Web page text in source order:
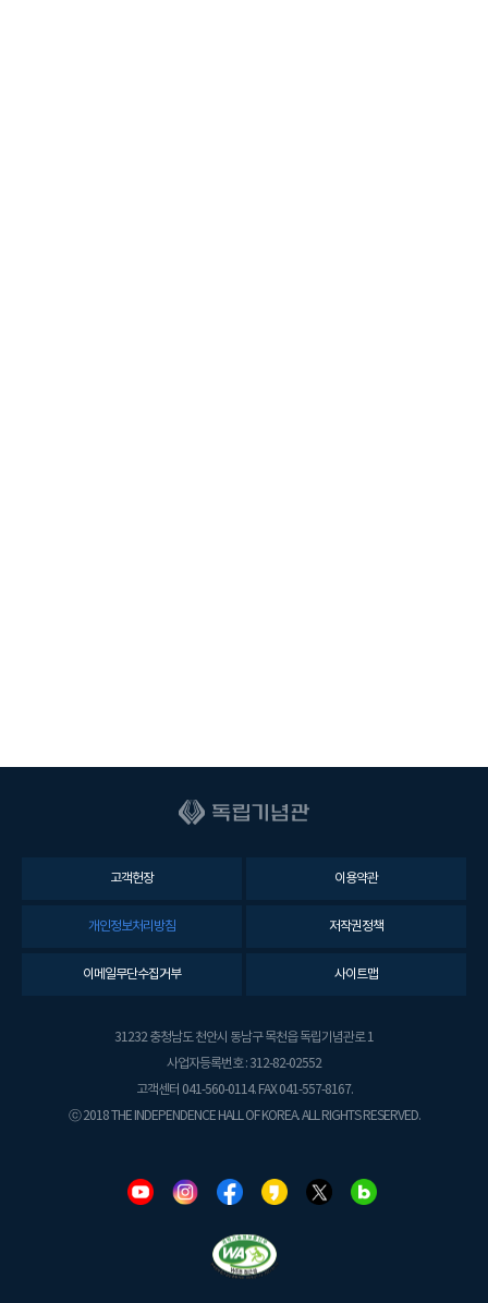
고객헌장 이용약관
개인정보처리방침 저작권정책
이메일무단수집거부 사이트맵
31232 충청남도 천안시 동남구 목천읍 독립기념관로 1
사업자등록번호 : 312-82-02552
고객센터 041-560-0114. FAX 041-557-8167.
ⓒ 2018 THE INDEPENDENCE HALL OF KOREA. ALL RIGHTS RESERVED.